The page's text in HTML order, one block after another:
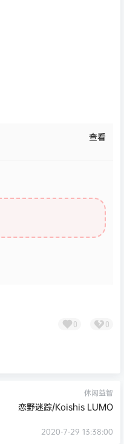
查看
0 0
休闲益智
恋野迷踪/Koishis LUMO
2020-7-29 13:38:00